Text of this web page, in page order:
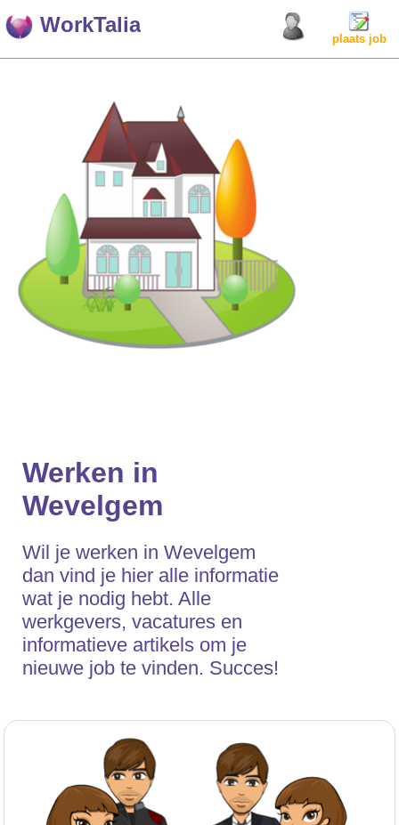
WorkTalia
plaats job
Werken in
Wevelgem
Wil je werken in Wevelgem
dan vind je hier alle informatie
wat je nodig hebt. Alle
werkgevers, vacatures en
informatieve artikels om je
nieuwe job te vinden. Succes!